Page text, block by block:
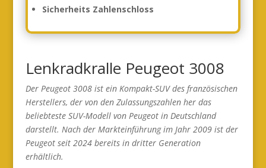
Sicherheits Zahlenschloss
Lenkradkralle Peugeot 3008
Der Peugeot 3008 ist ein Kompakt-SUV des französischen
Herstellers, der von den Zulassungszahlen her das
beliebteste SUV-Modell von Peugeot in Deutschland
darstellt. Nach der Markteinführung im Jahr 2009 ist der
Peugeot seit 2024 bereits in dritter Generation
erhältlich.